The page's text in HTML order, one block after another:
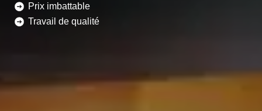
Prix imbattable
Travail de qualité